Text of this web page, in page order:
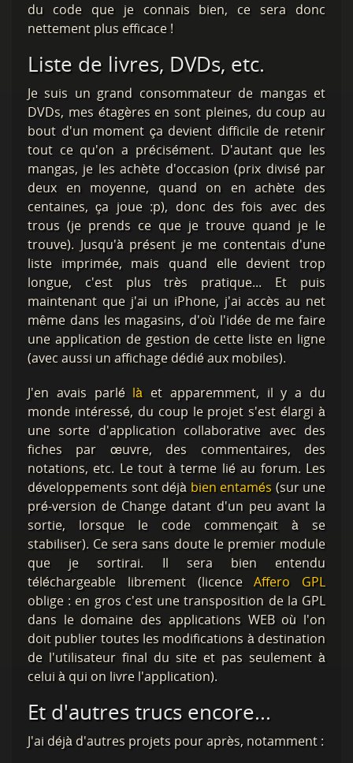
du code que je connais bien, ce sera donc
nettement plus efficace !
Liste de livres, DVDs, etc.
Je suis un grand consommateur de mangas et
DVDs, mes étagères en sont pleines, du coup au
bout d'un moment ça devient difficile de retenir
tout ce qu'on a précisément. D'autant que les
mangas, je les achète d'occasion (prix divisé par
deux en moyenne, quand on en achète des
centaines, ça joue :p), donc des fois avec des
trous (je prends ce que je trouve quand je le
trouve). Jusqu'à présent je me contentais d'une
liste imprimée, mais quand elle devient trop
longue, c'est plus très pratique... Et puis
maintenant que j'ai un iPhone, j'ai accès au net
même dans les magasins, d'où l'idée de me faire
une application de gestion de cette liste en ligne
(avec aussi un affichage dédié aux mobiles).
J'en avais parlé là et apparemment, il y a du
monde intéressé, du coup le projet s'est élargi à
une sorte d'application collaborative avec des
fiches par œuvre, des commentaires, des
notations, etc. Le tout à terme lié au forum. Les
développements sont déjà bien entamés (sur une
pré-version de Change datant d'un peu avant la
sortie, lorsque le code commençait à se
stabiliser). Ce sera sans doute le premier module
que je sortirai. Il sera bien entendu
téléchargeable librement (licenceAffero GPL
oblige : en gros c'est une transposition de la GPL
dans le domaine des applications WEB où l'on
doit publier toutes les modifications à destination
de l'utilisateur final du site et pas seulement à
celui à qui on livre l'application).
Et d'autres trucs encore...
J'ai déjà d'autres projets pour après, notamment :